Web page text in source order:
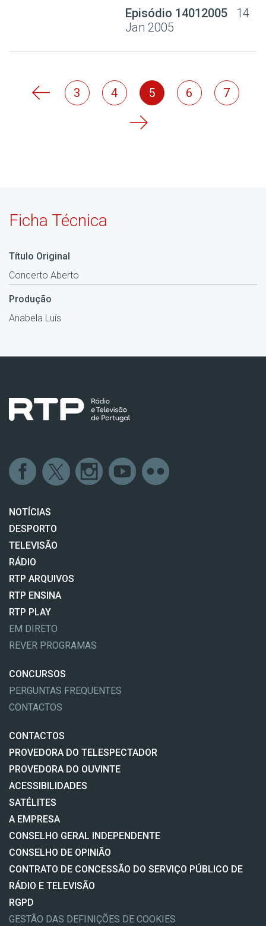
Episódio 14012005
14
Jan 2005
3 4 5 6 7
Ficha Técnica
Título Original
Concerto Aberto
Produção
Anabela Luís
NOTÍCIAS
DESPORTO
TELEVISÃO
RÁDIO
RTP ARQUIVOS
RTP ENSINA
RTP PLAY
EM DIRETO
REVER PROGRAMAS
CONCURSOS
PERGUNTAS FREQUENTES
CONTACTOS
CONTACTOS
PROVEDORA DO TELESPECTADOR
PROVEDORA DO OUVINTE
ACESSIBILIDADES
SATÉLITES
A EMPRESA
CONSELHO GERAL INDEPENDENTE
CONSELHO DE OPINIÃO
CONTRATO DE CONCESSÃO DO SERVIÇO PÚBLICO DE
RÁDIO E TELEVISÃO
RGPD
GESTÃO DAS DEFINIÇÕES DE COOKIES